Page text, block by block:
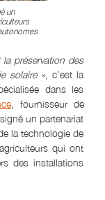
un
préservation des
solaire » , c’est la
dans les
, fournisseur de
un partenariat
la technologie de
qui ont
des installations